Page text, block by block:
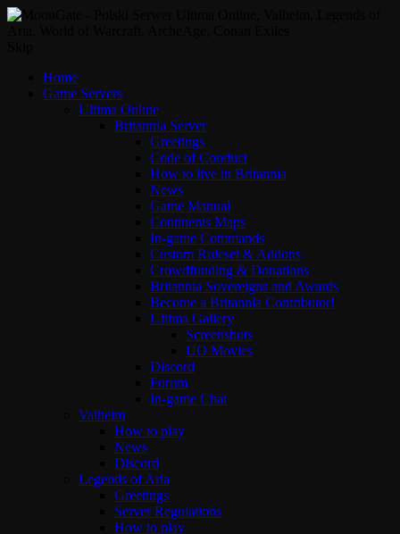
Home
Game Servers
Ultima Online
Britannia Server
Greetings
Code of Conduct
How to live in Britannia
News
Game Manual
Continents Maps
In-game Commands
Custom Ruleset & Addons
Crowdfunding & Donations
Britannia Sovereigns and Awards
Become a Britannia Contributor!
Ultima Gallery
Screenshots
UO Movies
Discord
Forum
In-game Chat
Valheim
How to play
News
Discord
Legends of Aria
Greetings
Server Regulations
How to play